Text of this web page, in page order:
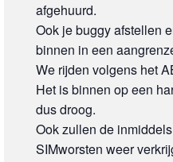
afgehuurd.
Ook je buggy afstellen
binnen in een
We rijden volgens het
Het is binnen op een
dus droog.
Ook zullen de
SIMworsten weer